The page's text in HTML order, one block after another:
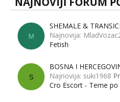
M
SHEMALE &
Najnovija:
Fetish
S
BOSNA I
Najnovija: suki1968
Cro Escort - Teme